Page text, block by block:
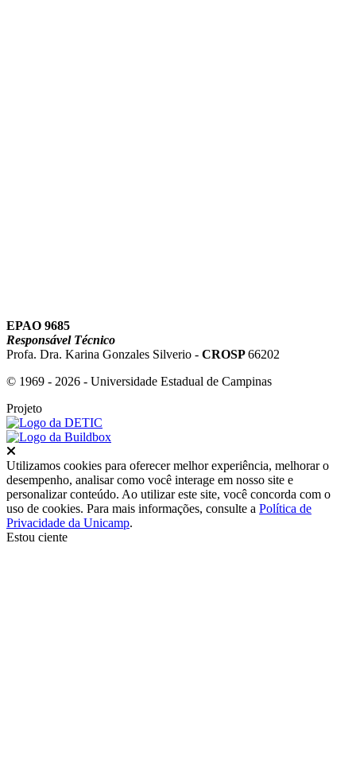
EPAO 9685
Responsável Técnico
Profa. Dra. Karina Gonzales Silverio - CROSP66202
© 1969 - 2026 - Universidade Estadual de Campinas
Projeto
Utilizamos cookies para oferecer melhor experiência, melhorar o
desempenho, analisar como você interage em nosso site e
personalizar conteúdo. Ao utilizar este site, você concorda com o
uso de cookies. Para mais informações, consulte a Política de
Privacidade da Unicamp.
Estou ciente